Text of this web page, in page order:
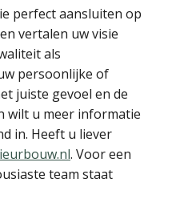
perfect aansluiten op
vertalen uw visie
als
persoonlijke of
juiste gevoel en de
wilt u meer informatie
in. Heeft u liever
. Voor een
team staat